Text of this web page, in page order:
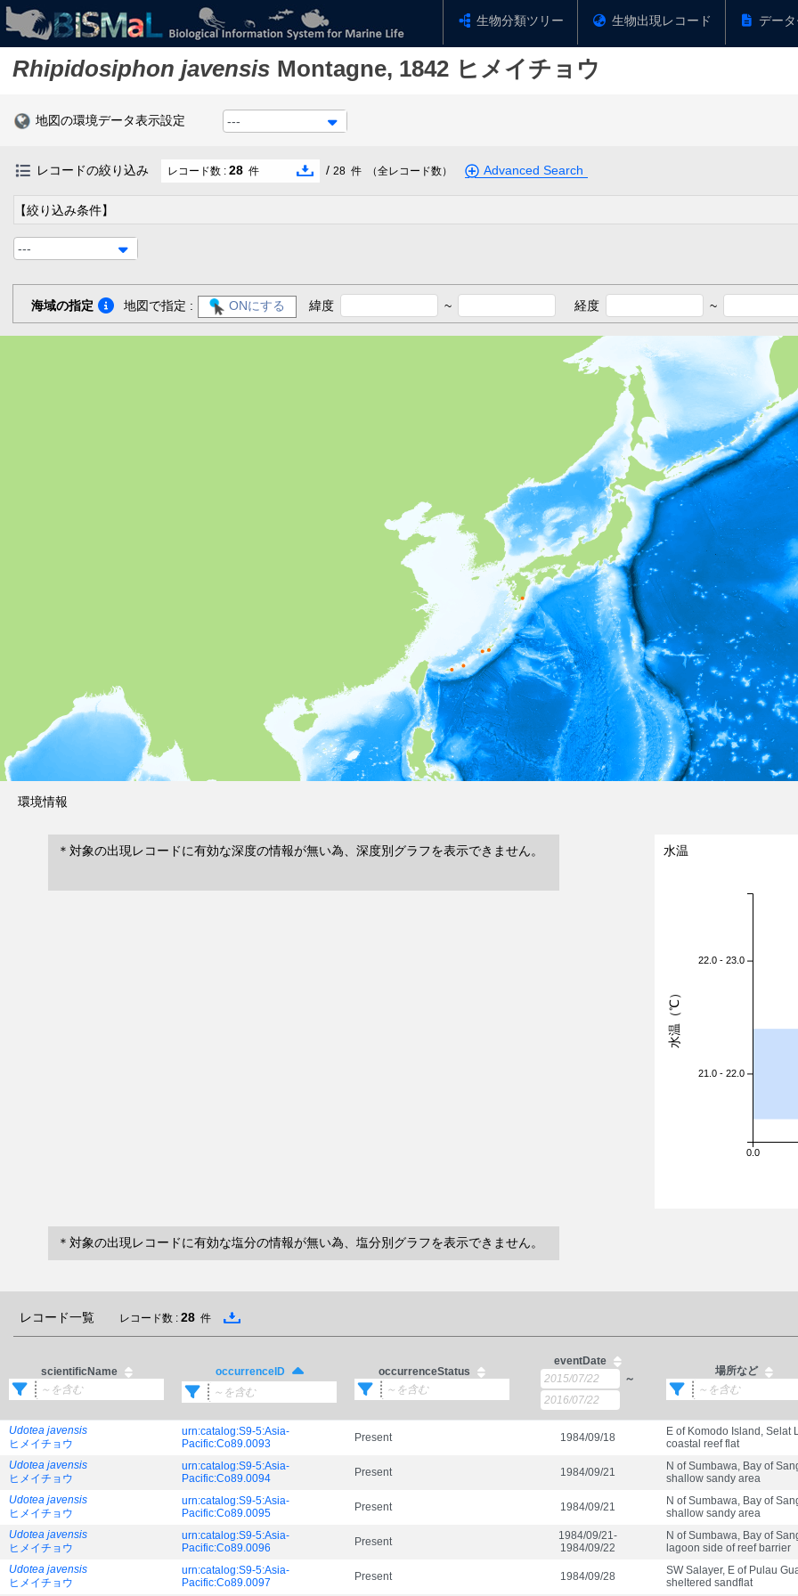
生物分類ツリー 生物出現レコード デー
Rhipidosiphon javensis Montagne, 1842 ヒメイチョウ
地図の環境データ表示設定 ---
レコードの絞り込み レコード数 : 28 件 / 28 件 （全レコード数） Advanced Search
【絞り込み条件】
---
海域の指定 地図で指定 : ONにする 緯度 ~ 経度 ~
環境情報
＊対象の出現レコードに有効な深度の情報が無い為、深度別グラフを表示できません。 水温
0.0
22.0 - 23.0
21.0 - 22.0
水温（℃）
＊対象の出現レコードに有効な塩分の情報が無い為、塩分別グラフを表示できません。
レコード一覧 レコード数 : 28 件
scientificName occurrenceID occurrenceStatus
eventDate
～
場所など
Udotea javensis
ヒメイチョウ
urn:catalog:S9-5:Asia-
Pacific:Co89.0093
Present 1984/09/18
E of Komodo Island, Selat
coastal reef flat
Udotea javensis
ヒメイチョウ
urn:catalog:S9-5:Asia-
Pacific:Co89.0094
Present 1984/09/21
N of Sumbawa, Bay of
shallow sandy area
Udotea javensis
ヒメイチョウ
urn:catalog:S9-5:Asia-
Pacific:Co89.0095
Present 1984/09/21
N of Sumbawa, Bay of
shallow sandy area
Udotea javensis
ヒメイチョウ
urn:catalog:S9-5:Asia-
Pacific:Co89.0096
Present
1984/09/21-
1984/09/22
N of Sumbawa, Bay of
lagoon side of reef barrier
Udotea javensis
ヒメイチョウ
urn:catalog:S9-5:Asia-
Pacific:Co89.0097
Present 1984/09/28
SW Salayer, E of Pulau
sheltered sandflat